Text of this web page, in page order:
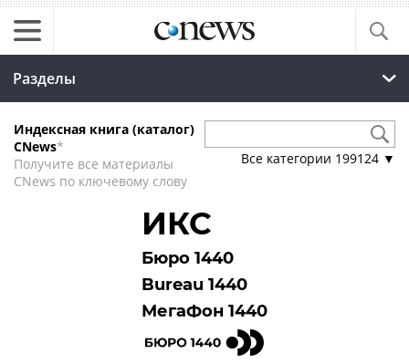
Разделы
Индексная книга (каталог)
CNews*
Получите все материалы
CNews по ключевому слову
Все категории 199124 ▼
ИКС
Бюро 1440
Bureau 1440
МегаФон 1440